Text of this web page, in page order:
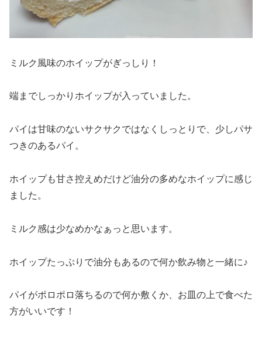
ミルク風味のホイップがぎっしり！
端までしっかりホイップが入っていました。
パイは甘味のないサクサクではなくしっとりで、少しパサ
つきのあるパイ。
ホイップも甘さ控えめだけど油分の多めなホイップに感じ
ました。
ミルク感は少なめかなぁっと思います。
ホイップたっぷりで油分もあるので何か飲み物と一緒に♪
パイがポロポロ落ちるので何か敷くか、お皿の上で食べた
方がいいです！